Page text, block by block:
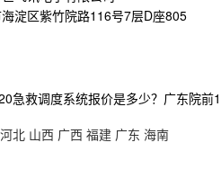
淀区紫竹院路116号7层D座805
急救调度系统报价是多少？广东院
河北 山西 广西 福建 广东 海南